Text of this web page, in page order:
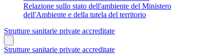
Relazione sullo stato dell'ambiente del Ministero
dell'Ambiente e della tutela del territorio
Strutture sanitarie private accreditate
Strutture sanitarie private accreditate